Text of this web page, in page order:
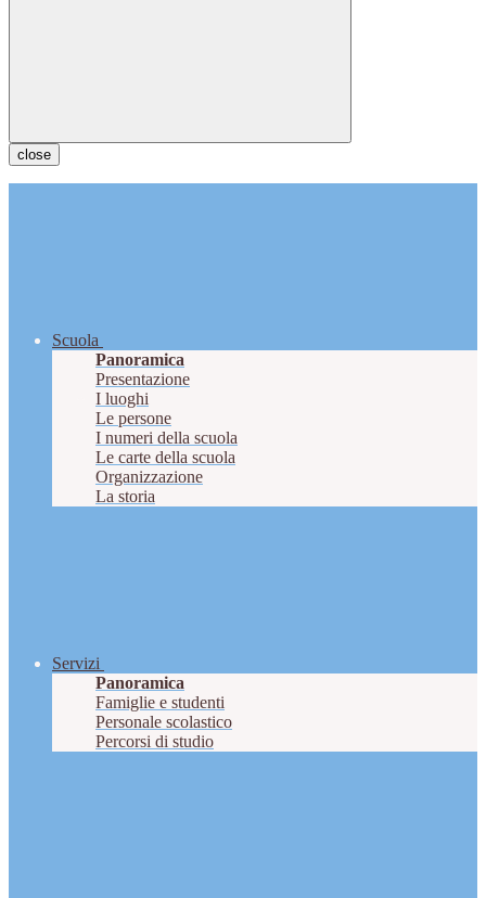
close
Scuola
Panoramica
Presentazione
I luoghi
Le persone
I numeri della scuola
Le carte della scuola
Organizzazione
La storia
Servizi
Panoramica
Famiglie e studenti
Personale scolastico
Percorsi di studio